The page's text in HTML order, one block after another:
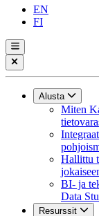
EN
FI
Alusta
Miten
Hallittu
BI- ja
Data
Resurssit